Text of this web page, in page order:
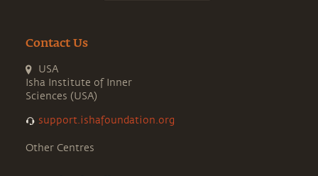
Contact Us
USA
Isha Institute of Inner
Sciences (USA)
support.ishafoundation.org
Other Centres